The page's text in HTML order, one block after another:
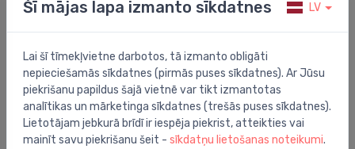
⬤ WC turētājs Prevista 130 x 220
Šī mājas lapa izmanto sīkdatnes LV
Lai šī tīmekļvietne darbotos, tā izmanto obligāti
nepieciešamās sīkdatnes (pirmās puses sīkdatnes). Ar Jūsu
piekrišanu papildus šajā vietnē var tikt izmantotas
analītikas un mārketinga sīkdatnes (trešās puses sīkdatnes).
Lietotājam jebkurā brīdī ir iespēja piekrist, atteikties vai
mainīt savu piekrišanu šeit - sīkdatņu lietošanas noteikumi.